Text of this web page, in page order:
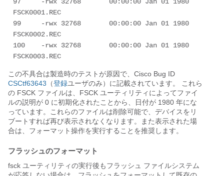
FSCK0001.REC
99     -rwx 32768       00:00:00 Jan 01 1980
FSCK0002.REC
100    -rwx 32768       00:00:00 Jan 01 1980
FSCK0003.REC
この不具合は製造時のテストが原因で、Cisco Bug ID
CSCtf63643 （登録ユーザのみ）に記載されています。 これら
の FSCK ファイルは、FSCK ユーティリティによってファイ
ルの説明が 0 に初期化されたことから、日付が 1980 年にな
っています。これらのファイルは削除可能で、デバイスをリ
ブートすれば再び表示されなくなります。また表示された場
合は、フォーマット操作を実行することを推奨します。
フラッシュのフォーマット
fsck ユーティリティの実行後もフラッシュ ファイルシステム